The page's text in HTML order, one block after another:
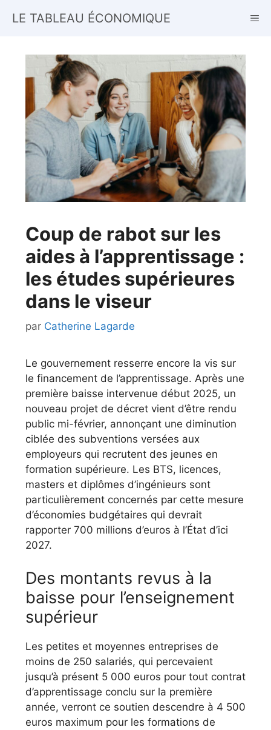
LE TABLEAU ÉCONOMIQUE
Coup de rabot sur les
aides à l’apprentissage :
les études supérieures
dans le viseur
par Catherine Lagarde
Le gouvernement resserre encore la vis sur
le financement de l’apprentissage. Après une
première baisse intervenue début 2025, un
nouveau projet de décret vient d’être rendu
public mi-février, annonçant une diminution
ciblée des subventions versées aux
employeurs qui recrutent des jeunes en
formation supérieure. Les BTS, licences,
masters et diplômes d’ingénieurs sont
particulièrement concernés par cette mesure
d’économies budgétaires qui devrait
rapporter 700 millions d’euros à l’État d’ici
2027.
Des montants revus à la
baisse pour l’enseignement
supérieur
Les petites et moyennes entreprises de
moins de 250 salariés, qui percevaient
jusqu’à présent 5 000 euros pour tout contrat
d’apprentissage conclu sur la première
année, verront ce soutien descendre à 4 500
euros maximum pour les formations de